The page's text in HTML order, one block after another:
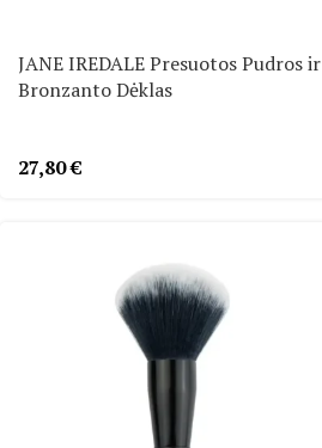
JANE IREDALE Presuotos Pudros ir
Bronzanto Dėklas
27,80€